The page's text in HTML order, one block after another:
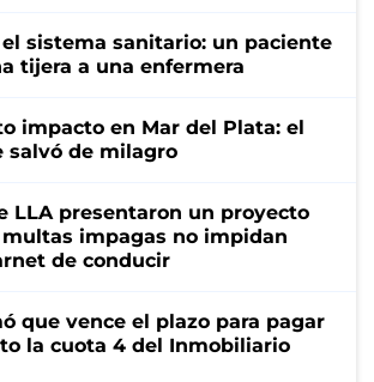
sistema sanitario: un paciente
tijera a una enfermera
impacto en Mar del Plata: el
salvó de milagro
LLA presentaron un proyecto
multas impagas no impidan
de conducir
que vence el plazo para pagar
la cuota 4 del Inmobiliario